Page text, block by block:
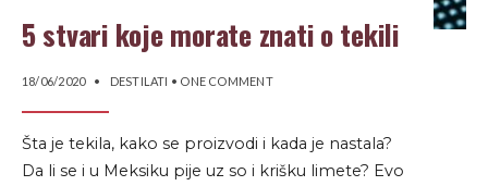
5 stvari koje morate znati o tekili
18/06/2020 • DESTILATI • ONE COMMENT
Šta je tekila, kako se proizvodi i kada je nastala?
Da li se i u Meksiku pije uz so i krišku limete? Evo